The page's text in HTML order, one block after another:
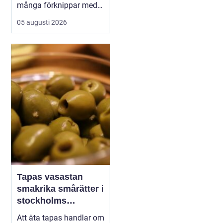
många förknippar med
stillhet, tröst och kärlek.
Den som ser en figur
ofta märke till
enkelheten. Inga
ansikten, inga starka
färger, bara mjuka linjer
och en kropp som lutar
sig f...
05 augusti 2026
Tapas vasastan
smakrika smårätter i
stockholms
vardagsrum
Att äta tapas handlar om